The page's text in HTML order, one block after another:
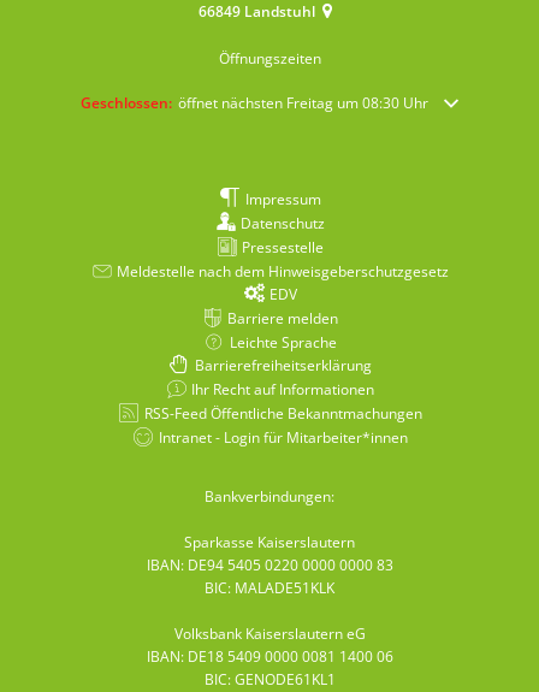
66849 Landstuhl
Öffnungszeiten
Klicken, um weitere Öffnungs- oder Schließzeiten auszublenden
Geschlossen: öffnet nächsten Freitag um 08:30 Uhr
Impressum
Datenschutz
Pressestelle
Meldestelle nach dem Hinweisgeberschutzgesetz
EDV
Barriere melden
Leichte Sprache
Barrierefreiheitserklärung
Ihr Recht auf Informationen
RSS-Feed Öffentliche Bekanntmachungen
Intranet - Login für Mitarbeiter*innen
Bankverbindungen:
Sparkasse Kaiserslautern
IBAN: DE94 5405 0220 0000 0000 83
BIC: MALADE51KLK
Volksbank Kaiserslautern eG
IBAN: DE18 5409 0000 0081 1400 06
BIC: GENODE61KL1